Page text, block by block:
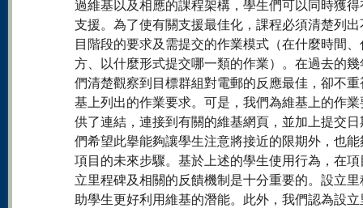
過維基以及相應的課程架構，學生們可以同時獲
支援。為了使有關支援最佳化，課程必須清楚列
目階段的要求及需提交的作業模式（在什麼時間
方、以什麼形式提交哪一類的作業）。在過去的
們清楚觀察到目標群組對電郵的反應最佳，卻不
基上列出的作業要求。可是，我們為維基上的作
供了連結，連接到有關的維基網頁，並加上提交
們希望此擧能夠讓學生注意將接近的限期外，也
項目的未來步驟。基於上述的學生使用行為，在
立里程碑及相關的反饋機制是十分重要的。設立
助學生更好利用維基的潛能。此外，我們認為設